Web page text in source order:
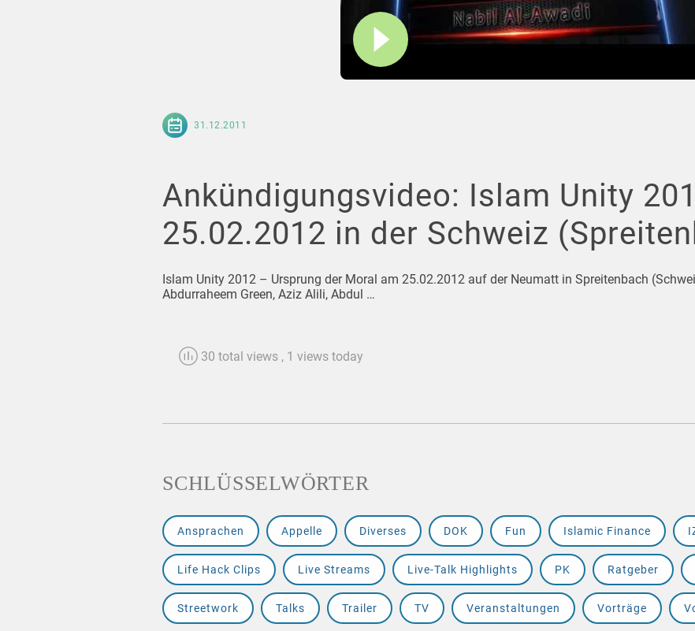
31.12.2011
Ankündigungsvideo: Islam Unity
25.02.2012 in der Schweiz
Islam Unity 2012 – Ursprung der Moral am 25.02.2012 auf der Neumatt in Spreitenbach
Abdurraheem Green, Aziz Alili, Abdul …
30 total views , 1 views today
SCHLÜSSELWÖRTER
Ansprachen Appelle Diverses DOK Fun Islamic Finance
Life Hack Clips Live Streams Live-Talk Highlights PK Ratgeber
Streetwork Talks Trailer TV Veranstaltungen Vorträge